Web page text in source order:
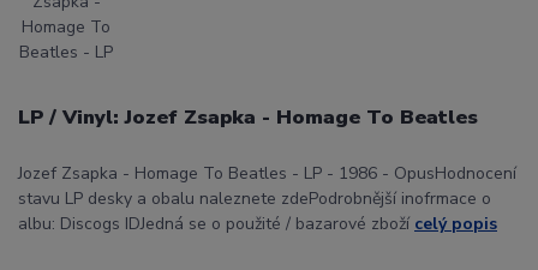
LP / Vinyl: Jozef Zsapka - Homage To Beatles
Jozef Zsapka - Homage To Beatles - LP - 1986 - OpusHodnocení
stavu LP desky a obalu naleznete zdePodrobnější inofrmace o
albu: Discogs IDJedná se o použité / bazarové zboží celý popis